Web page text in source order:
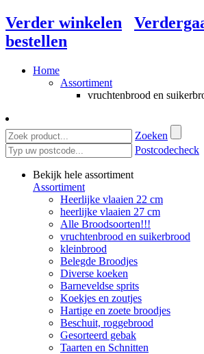
Verder winkelen
bestellen
Home
Assortiment
vruchtenbrood en
Zoeken
Postcodecheck
Bekijk hele assortiment
Assortiment
Heerlijke vlaaien 22 cm
heerlijke vlaaien 27 cm
Alle Broodsoorten!!!
vruchtenbrood en suikerbrood
kleinbrood
Belegde Broodjes
Diverse koeken
Barneveldse sprits
Koekjes en zoutjes
Hartige en zoete broodjes
Beschuit, roggebrood
Gesorteerd gebak
Taarten en Schnitten